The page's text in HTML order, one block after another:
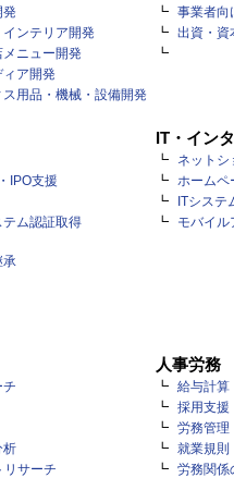
発
ンテリア開発
ニュー開発
ア開発
用品・機械・設備開発
事業者向
出資・資
IPO支援
ム認証取得
承
IT・イン
ネットシ
ホームペ
ITシステ
モバイル
チ
析
リサーチ
人事労務
給与計算
採用支援
労務管理
就業規則
労務関係